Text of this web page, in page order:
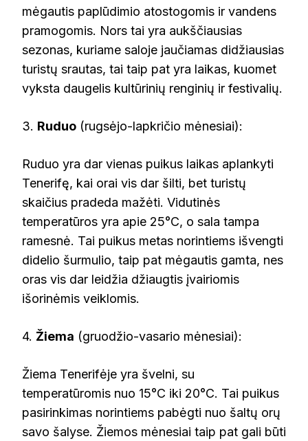
mėgautis paplūdimio atostogomis ir vandens
pramogomis. Nors tai yra aukščiausias
sezonas, kuriame saloje jaučiamas didžiausias
turistų srautas, tai taip pat yra laikas, kuomet
vyksta daugelis kultūrinių renginių ir festivalių.
3. Ruduo (rugsėjo-lapkričio mėnesiai):
Ruduo yra dar vienas puikus laikas aplankyti
Tenerifę, kai orai vis dar šilti, bet turistų
skaičius pradeda mažėti. Vidutinės
temperatūros yra apie 25°C, o sala tampa
ramesnė. Tai puikus metas norintiems išvengti
didelio šurmulio, taip pat mėgautis gamta, nes
oras vis dar leidžia džiaugtis įvairiomis
išorinėmis veiklomis.
4. Žiema (gruodžio-vasario mėnesiai):
Žiema Tenerifėje yra švelni, su
temperatūromis nuo 15°C iki 20°C. Tai puikus
pasirinkimas norintiems pabėgti nuo šaltų orų
savo šalyse. Žiemos mėnesiai taip pat gali būti